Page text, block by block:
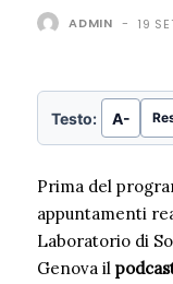
ADMIN - 19
Testo: A-
Prima del
appuntamenti
Laboratorio di
Genova il